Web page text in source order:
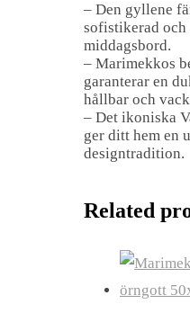
– Den gyllene
sofistikerad
middagsbord.
– Marimekkos
garanterar en
hållbar och
– Det ikoniska
ger ditt hem en
designtradition.
Related